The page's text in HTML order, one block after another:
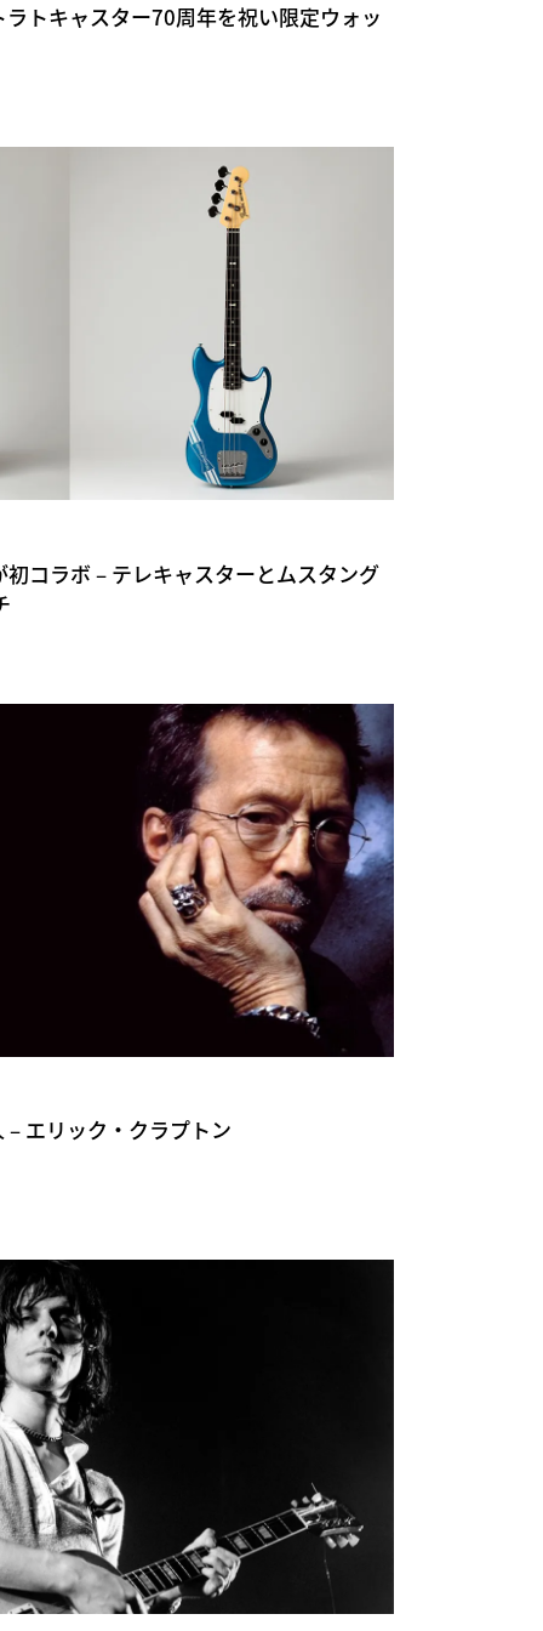
ラトキャスター70周年を祝い限定ウォッ
コラボ – テレキャスターとムスタング
エリック・クラプトン